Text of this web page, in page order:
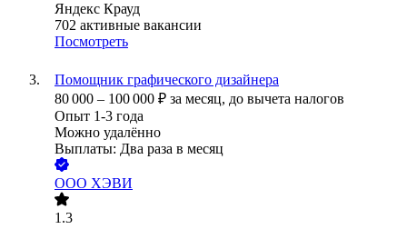
Яндекс Крауд
702 активные вакансии
Посмотреть
Помощник графического дизайнера
80 000 – 100 000 ₽ за месяц, до вычета налогов
Опыт 1-3 года
Можно удалённо
Выплаты: Два раза в месяц
ООО ХЭВИ
1.3